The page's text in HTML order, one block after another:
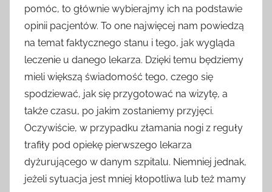
pomóc, to głównie wybierajmy ich na podstawie
opinii pacjentów. To one najwięcej nam powiedzą
na temat faktycznego stanu i tego, jak wygląda
leczenie u danego lekarza. Dzięki temu będziemy
mieli większą świadomość tego, czego się
spodziewać, jak się przygotować na wizytę, a
także czasu, po jakim zostaniemy przyjęci.
Oczywiście, w przypadku złamania nogi z reguły
trafiły pod opiekę pierwszego lekarza
dyżurującego w danym szpitalu. Niemniej jednak,
jeżeli sytuacja jest mniej kłopotliwa lub też mamy